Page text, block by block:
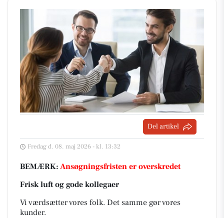
Del artikel
Fredag d. 08. maj 2026 - kl. 13:32
BEMÆRK: Ansøgningsfristen er overskredet
Frisk luft og gode kollegaer
Vi værdsætter vores folk. Det samme gør vores
kunder.